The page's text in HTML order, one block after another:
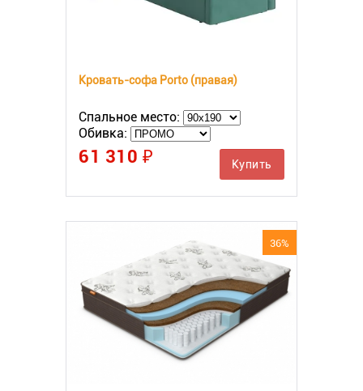
Кровать-софа Porto (правая)
Спальное место:
Обивка:
61 310 ₽ Купить
36%